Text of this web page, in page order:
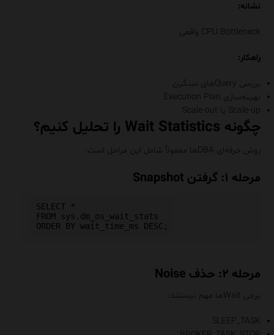
نشانه:
CPU Bottleneck واقعی
راهکار:
بررسی Queryهای سنگین
بهینه‌سازی Execution Plan
Scale-up یا Scale-out
چگونه Wait Statistics را تحلیل کنیم؟
روش حرفه‌ای DBAها معمولاً شامل این مراحل است:
مرحله ۱: گرفتن Snapshot
SELECT *
FROM sys.dm_os_wait_stats
مرحله ۲: حذف Noise
برخی Waitها مهم نیستند:
SLEEP_TASK